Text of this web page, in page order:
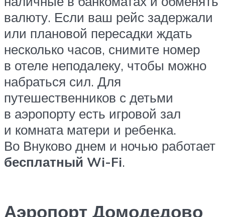
валюту. Если ваш рейс задержали
или плановой пересадки ждать
несколько часов, снимите номер
в отеле неподалеку, чтобы можно
набраться сил. Для
путешественников с детьми
в аэропорту есть игровой зал
и комната матери и ребенка.
Во Внуково днем и ночью работает
бесплатный Wi-Fi.
Аэропорт Домодедово